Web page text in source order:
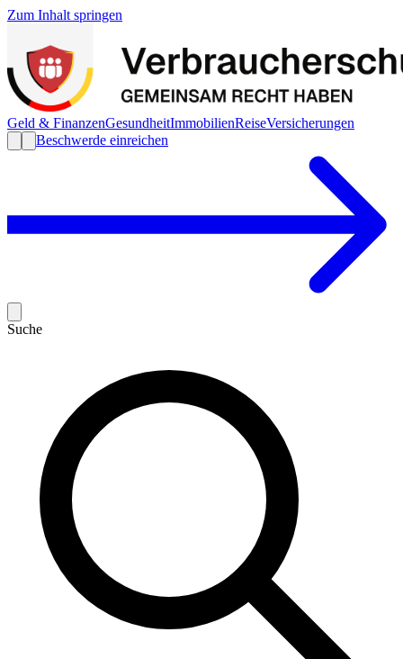
Zum Inhalt springen
Geld & FinanzenGesundheitImmobilienReiseVersicherungen
Beschwerde einreichen
Suche